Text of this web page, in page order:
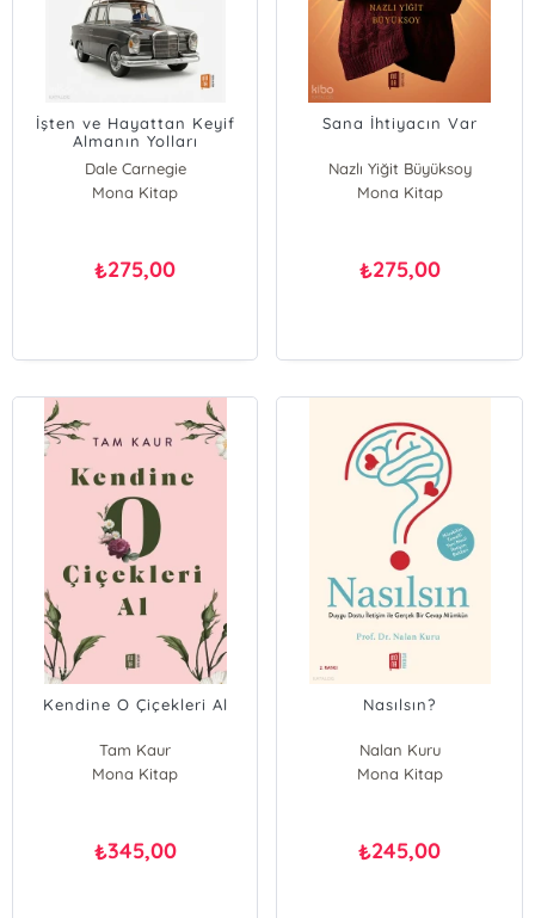
İşten ve Hayattan Keyif
Almanın Yolları
Dale Carnegie
Mona Kitap
₺275,00
Sana İhtiyacın Var
Nazlı Yiğit Büyüksoy
Mona Kitap
₺275,00
Kendine O Çiçekleri Al
Tam Kaur
Mona Kitap
₺345,00
Nasılsın?
Nalan Kuru
Mona Kitap
₺245,00